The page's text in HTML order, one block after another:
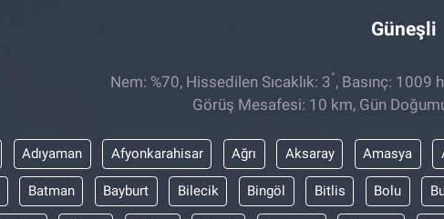
Güneşli
Nem: %70, Hissedilen Sıcaklık: 3°, Basınç: 1009
Görüş Mesafesi: 10 km, Gün
Adıyaman Afyonkarahisar Ağrı Aksaray Amasya
Batman Bayburt Bilecik Bingöl Bitlis Bolu